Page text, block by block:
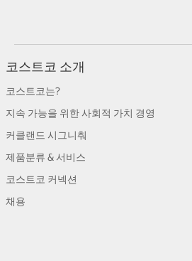
코스트코 소개
코스트코는?
지속 가능을 위한 사회적 가치 경영
커클랜드 시그니춰
제품분류 & 서비스
코스트코 커넥션
채용